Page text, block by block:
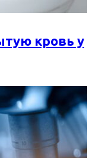
кровь у